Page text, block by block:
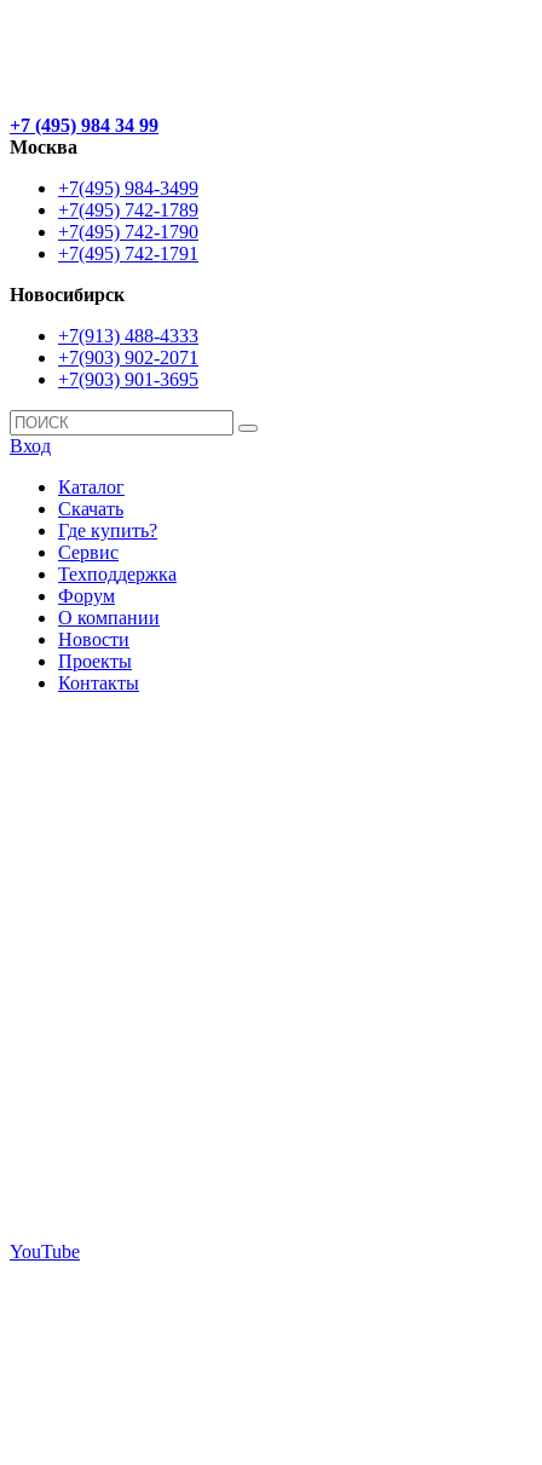
+7 (495) 984 34 99
Москва
+7(495) 984-3499
+7(495) 742-1789
+7(495) 742-1790
+7(495) 742-1791
Новосибирск
+7(913) 488-4333
+7(903) 902-2071
+7(903) 901-3695
Вход
Каталог
Скачать
Где купить?
Сервис
Техподдержка
Форум
О компании
Новости
Проекты
Контакты
YouTube